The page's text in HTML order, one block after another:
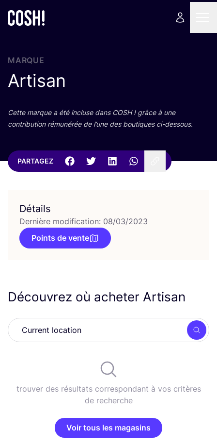
MARQUE
Artisan
Cette marque a été incluse dans COSH! grâce à une
contri­bu­tion rému­né­rée de l’une des bou­tiques ci-dessous.
PARTAGEZ
Détails
Dernière modification: 08/03/2023
Points de vente
Découvrez où acheter Artisan
trouver des résultats correspondant à vos critères
de recherche
Voir tous les magasins